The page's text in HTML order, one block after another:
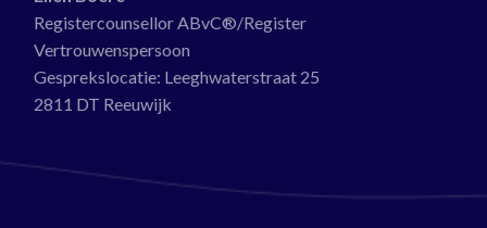
Registercounsellor ABvC®/Register
Vertrouwenspersoon
Gesprekslocatie: Leeghwaterstraat 25
2811 DT Reeuwijk